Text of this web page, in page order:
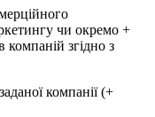
чи окремо +
компаній згідно з
компанії (+